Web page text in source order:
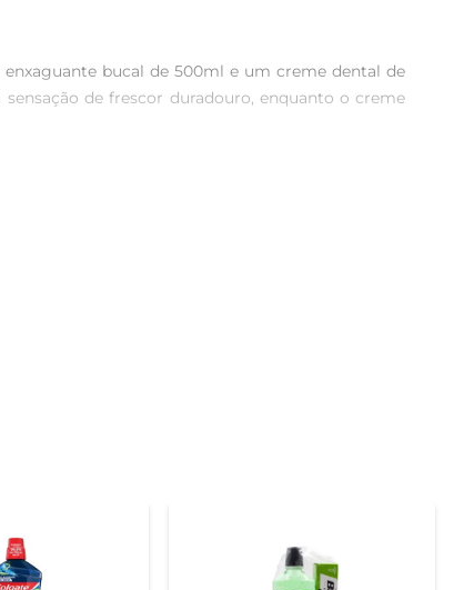
bucal de 500ml e um creme dental de
de frescor duradouro, enquanto o creme
Com ingredientes que ajudam a remover
e um sorriso radiante todos os dias.